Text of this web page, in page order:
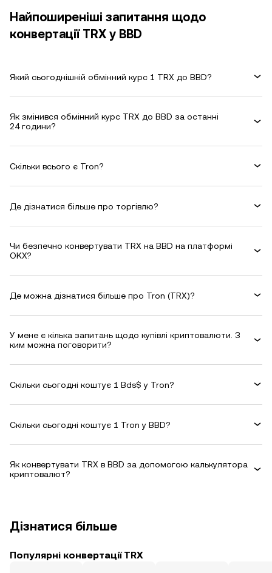
Найпоширеніші запитання щодо
конвертації TRX у BBD
Який сьогоднішній обмінний курс 1 TRX до BBD?
Як змінився обмінний курс TRX до BBD за останні
24 години?
Скільки всього є Tron?
Де дізнатися більше про торгівлю?
Чи безпечно конвертувати TRX на BBD на платформі
OKX?
Де можна дізнатися більше про Tron (TRX)?
У мене є кілька запитань щодо купівлі криптовалюти. З
ким можна поговорити?
Скільки сьогодні коштує 1 Bds$ у Tron?
Скільки сьогодні коштує 1 Tron у BBD?
Як конвертувати TRX в BBD за допомогою калькулятора
криптовалют?
Дізнатися більше
Популярні конвертації TRX